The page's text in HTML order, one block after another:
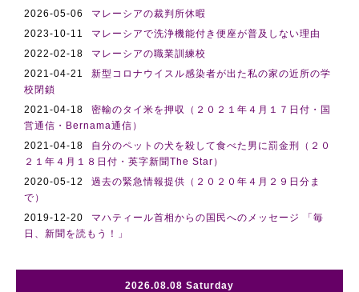
2026-05-06
マレーシアの裁判所休暇
2023-10-11
マレーシアで洗浄機能付き便座が普及しない理由
2022-02-18
マレーシアの職業訓練校
2021-04-21
新型コロナウイスル感染者が出た私の家の近所の学
校閉鎖
2021-04-18
密輸のタイ米を押収（２０２１年４月１７日付・国
営通信・Bernama通信）
2021-04-18
自分のペットの犬を殺して食べた男に罰金刑（２０
２１年４月１８日付・英字新聞The Star）
2020-05-12
過去の緊急情報提供（２０２０年４月２９日分ま
で）
2019-12-20
マハティール首相からの国民へのメッセージ 「毎
日、新聞を読もう！」
2026.08.08 Saturday